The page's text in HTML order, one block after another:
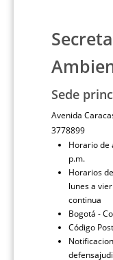
Sede
Avenida
3778899
Horario de
p.m.
Horarios
lunes a
continua
Bogotá -
Código